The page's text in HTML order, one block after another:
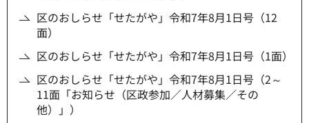
区のおしらせ「せたがや」令和7年8月1日号（12
面）
区のおしらせ「せたがや」令和7年8月1日号（1面）
区のおしらせ「せたがや」令和7年8月1日号（2～
11面「お知らせ（区政参加／人材募集／その
他）」）